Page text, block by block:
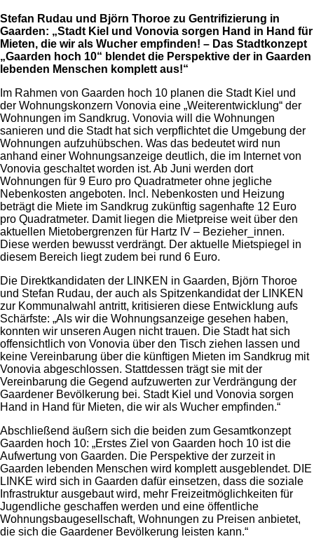
Stefan Rudau und Björn Thoroe zu Gentrifizierung in
Gaarden: „Stadt Kiel und Vonovia sorgen Hand in Hand für
Mieten, die wir als Wucher empfinden! – Das Stadtkonzept
„Gaarden hoch 10“ blendet die Perspektive der in Gaarden
lebenden Menschen komplett aus!“
Im Rahmen von Gaarden hoch 10 planen die Stadt Kiel und
der Wohnungskonzern Vonovia eine „Weiterentwicklung“ der
Wohnungen im Sandkrug. Vonovia will die Wohnungen
sanieren und die Stadt hat sich verpflichtet die Umgebung der
Wohnungen aufzuhübschen. Was das bedeutet wird nun
anhand einer Wohnungsanzeige deutlich, die im Internet von
Vonovia geschaltet worden ist. Ab Juni werden dort
Wohnungen für 9 Euro pro Quadratmeter ohne jegliche
Nebenkosten angeboten. Incl. Nebenkosten und Heizung
beträgt die Miete im Sandkrug zukünftig sagenhafte 12 Euro
pro Quadratmeter. Damit liegen die Mietpreise weit über den
aktuellen Mietobergrenzen für Hartz IV – Bezieher_innen.
Diese werden bewusst verdrängt. Der aktuelle Mietspiegel in
diesem Bereich liegt zudem bei rund 6 Euro.
Die Direktkandidaten der LINKEN in Gaarden, Björn Thoroe
und Stefan Rudau, der auch als Spitzenkandidat der LINKEN
zur Kommunalwahl antritt, kritisieren diese Entwicklung aufs
Schärfste: „Als wir die Wohnungsanzeige gesehen haben,
konnten wir unseren Augen nicht trauen. Die Stadt hat sich
offensichtlich von Vonovia über den Tisch ziehen lassen und
keine Vereinbarung über die künftigen Mieten im Sandkrug mit
Vonovia abgeschlossen. Stattdessen trägt sie mit der
Vereinbarung die Gegend aufzuwerten zur Verdrängung der
Gaardener Bevölkerung bei. Stadt Kiel und Vonovia sorgen
Hand in Hand für Mieten, die wir als Wucher empfinden.“
Abschließend äußern sich die beiden zum Gesamtkonzept
Gaarden hoch 10: „Erstes Ziel von Gaarden hoch 10 ist die
Aufwertung von Gaarden. Die Perspektive der zurzeit in
Gaarden lebenden Menschen wird komplett ausgeblendet. DIE
LINKE wird sich in Gaarden dafür einsetzen, dass die soziale
Infrastruktur ausgebaut wird, mehr Freizeitmöglichkeiten für
Jugendliche geschaffen werden und eine öffentliche
Wohnungsbaugesellschaft, Wohnungen zu Preisen anbietet,
die sich die Gaardener Bevölkerung leisten kann.“